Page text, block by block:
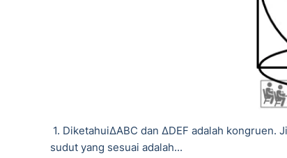
1. DiketahuiΔABC dan ΔDEF adalah kongruen.
sudut yang sesuai adalah...